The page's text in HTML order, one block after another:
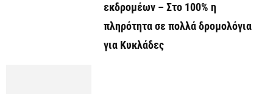
εκδρομέων – Στο 100% η
πληρότητα σε πολλά δρομολόγια
για Κυκλάδες